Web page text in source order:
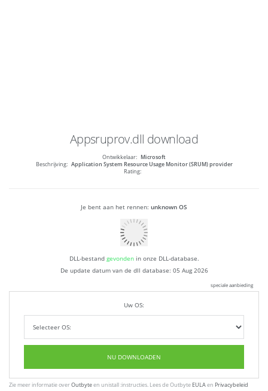
Appsruprov.dll download
Ontwikkelaar: Microsoft
Beschrijving: Application System Resource Usage Monitor (SRUM) provider
Rating:
Je bent aan het rennen: unknown OS
DLL-bestand gevondenin onze DLL-database.
De update datum van de dll database: 05 Aug 2026
speciale aanbieding
Uw OS:
NU DOWNLOADEN
Zie meer informatie overOutbyteen unistall :instructies. Lees de Outbyte EULAen Privacybeleid